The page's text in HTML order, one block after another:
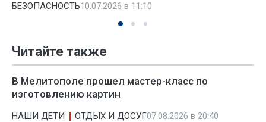
БЕЗОПАСНОСТЬ10.07.2026 в 11:10
Читайте также
В Мелитополе прошел мастер-класс по
изготовлению картин
НАШИ ДЕТИ ОТДЫХ И ДОСУГ07.08.2026 в 20:40